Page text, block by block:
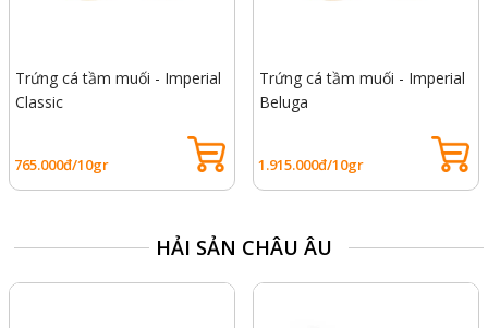
Trứng cá tầm muối - Imperial
Classic
765.000đ/10gr
Trứng cá tầm muối - Imperial
Beluga
1.915.000đ/10gr
HẢI SẢN CHÂU ÂU